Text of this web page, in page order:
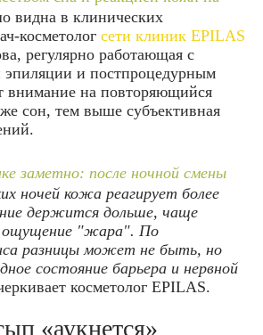
видна в клинических
косметолог сети клиник EPILAS
регулярно работающая с
эпиляции и постпроцедурным
внимание на повторяющийся
сон, тем выше субъективная
заметно: после ночной смены
ночей кожа реагирует более
держится дольше, чаще
ощущение "жара". По
разницы может не быть, но
состояние барьера и нервной
косметолог EPILAS.
«аукнется»